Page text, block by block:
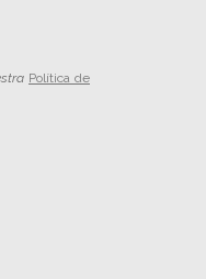
Política de